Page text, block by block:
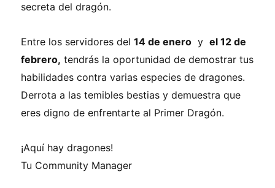
secreta del dragón.
Entre los servidores del 14 de enero y el 12 de
febrero, tendrás la oportunidad de demostrar tus
habilidades contra varias especies de dragones.
Derrota a las temibles bestias y demuestra que
eres digno de enfrentarte al Primer Dragón.
¡Aquí hay dragones!
Tu Community Manager